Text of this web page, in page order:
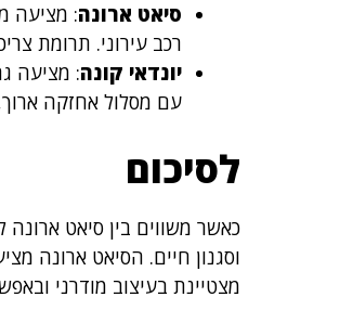
סיאט ארונה: מציעה
רכב עירוני. תרומת
יונדאי קונה: מציעה
עם מסלול אחזקה
לסיכום
כאשר משווים בין סיאט ארונה
וסגנון חיים. הסיאט ארונה
מצטיינת בעיצוב מודרני